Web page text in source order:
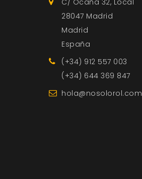
C/ Ocaña 32, Local
28047 Madrid
Madrid
España
(+34) 912 557 003
(+34) 644 369 847
hola@nosolorol.com